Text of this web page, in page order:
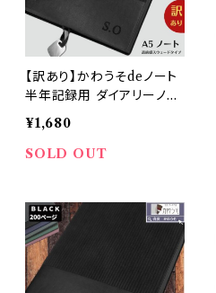
【訳あり】かわうそdeノート
半年記録用 ダイアリーノー
ト A5対応 a5 記録 手帳 ス
ケジュール おしゃれ 高級感
ビジネス お洒落 PUレザー
¥1,680
SOLD OUT